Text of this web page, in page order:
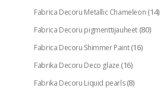
Fabrica Decoru Metallic Chameleon(14)
Fabrica Decoru pigmenttijauheet(80)
Fabrica Decoru Shimmer Paint(16)
Fabrika Decoru Deco glaze(16)
Fabrika Decoru Liquid pearls(8)